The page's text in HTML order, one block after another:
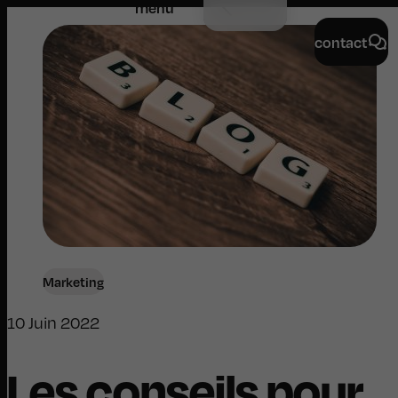
menu
contact
Marketing
10 Juin 2022